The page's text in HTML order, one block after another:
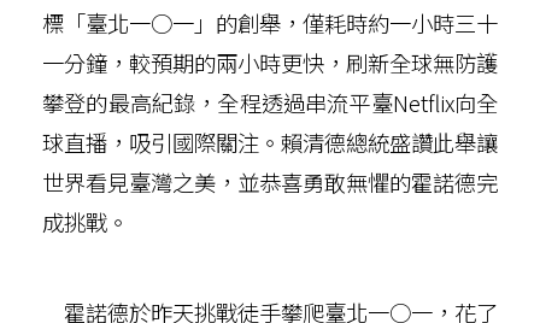
標「臺北一○一」的創舉，僅耗時約一小時三十
一分鐘，較預期的兩小時更快，刷新全球無防護
攀登的最高紀錄，全程透過串流平臺Netflix向全
球直播，吸引國際關注。賴清德總統盛讚此舉讓
世界看見臺灣之美，並恭喜勇敢無懼的霍諾德完
成挑戰。
霍諾德於昨天挑戰徒手攀爬臺北一○一，花了